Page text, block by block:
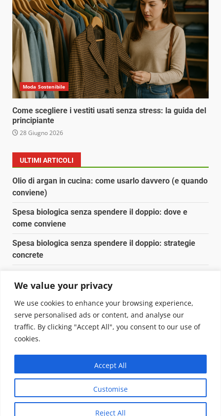
We value your privacy
We use cookies to enhance your browsing experience,
serve personalised ads or content, and analyse our
traffic. By clicking "Accept All", you consent to our use of
cookies.
Customise
Reject All
Accept All
Moda Sostenibile
Come scegliere i vestiti usati senza stress: la guida del
principiante
28 Giugno 2026
ULTIMI ARTICOLI
Olio di argan in cucina: come usarlo davvero (e quando
conviene)
Spesa biologica senza spendere il doppio: dove e
come conviene
Spesa biologica senza spendere il doppio: strategie
concrete
Pulizia naturale della casa: 3 ingredienti che
sostituiscono 10 prodotti chimici
Copyright © 2025 Biopianeta.it proprietà di Jws Media
Questo blog non è una testata giornalistica, in quanto
viene aggiornato senza alcuna periodicità. Non può
pertanto considerarsi un prodotto editoriale ai sensi
della legge n. 62 del 07.03.2001|DarkNewsvon AF
themes.